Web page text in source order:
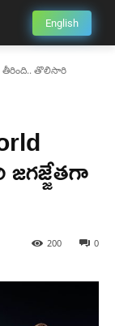
English
తీరింది.. తొలిసారి
0
200